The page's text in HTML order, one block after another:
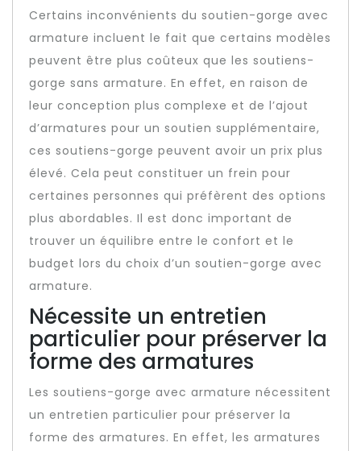
Certains inconvénients du soutien-gorge avec
armature incluent le fait que certains modèles
peuvent être plus coûteux que les soutiens-
gorge sans armature. En effet, en raison de
leur conception plus complexe et de l’ajout
d’armatures pour un soutien supplémentaire,
ces soutiens-gorge peuvent avoir un prix plus
élevé. Cela peut constituer un frein pour
certaines personnes qui préfèrent des options
plus abordables. Il est donc important de
trouver un équilibre entre le confort et le
budget lors du choix d’un soutien-gorge avec
armature.
Nécessite un entretien
particulier pour préserver la
forme des armatures
Les soutiens-gorge avec armature nécessitent
un entretien particulier pour préserver la
forme des armatures. En effet, les armatures